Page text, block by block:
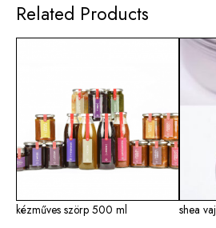
Related Products
kézműves szörp 500 ml shea vaj